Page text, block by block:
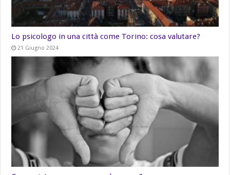
Lo psicologo in una città come Torino: cosa valutare?
21 Giugno 2024